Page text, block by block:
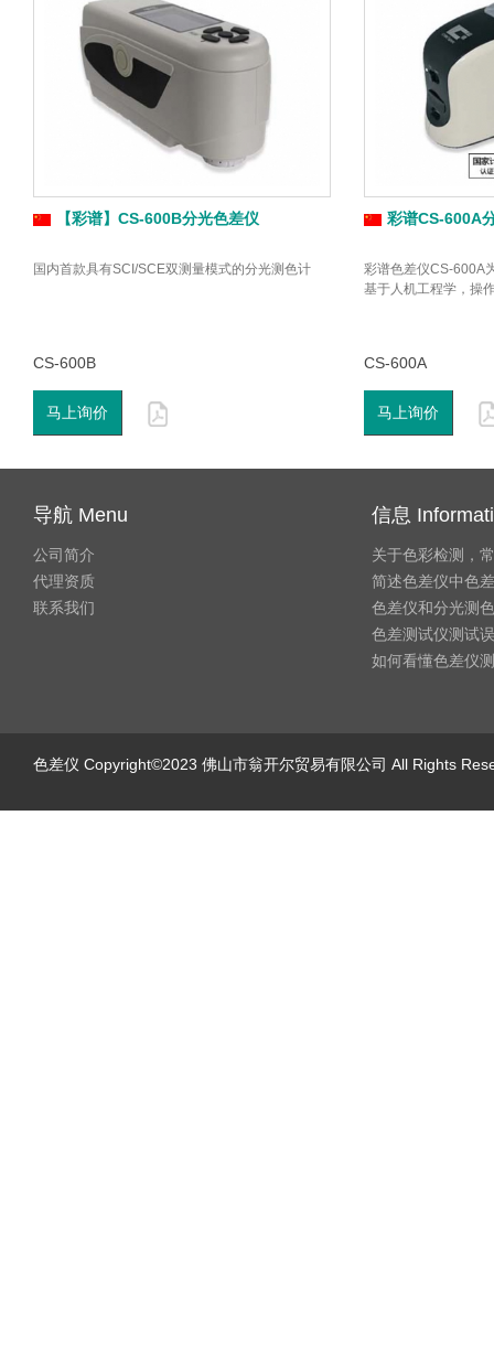
【彩谱】CS-600B分光色差仪
国内首款具有SCI/SCE双测量模式的分光测色计
CS-600B
马上询价
彩谱CS-600A
彩谱色差仪CS-600A
基于人机工程学，操
CS-600A
马上询价
导航 Menu
公司简介
代理资质
联系我们
信息
关于色彩检测，
简述色差仪中色
色差仪和分光测
色差测试仪测试
如何看懂色差仪
色差仪 Copyright©2023 佛山市翁开尔贸易有限公司 All Rights